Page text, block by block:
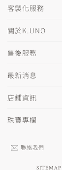
客製化服務
關於K.UNO
售後服務
最新消息
店鋪資訊
珠寶專欄
聯絡我們